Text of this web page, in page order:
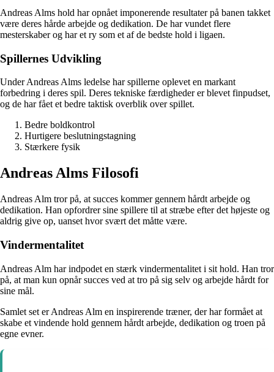
Andreas Alms hold har opnået imponerende resultater på banen takket
være deres hårde arbejde og dedikation. De har vundet flere
mesterskaber og har et ry som et af de bedste hold i ligaen.
Spillernes Udvikling
Under Andreas Alms ledelse har spillerne oplevet en markant
forbedring i deres spil. Deres tekniske færdigheder er blevet finpudset,
og de har fået et bedre taktisk overblik over spillet.
Bedre boldkontrol
Hurtigere beslutningstagning
Stærkere fysik
Andreas Alms Filosofi
Andreas Alm tror på, at succes kommer gennem hårdt arbejde og
dedikation. Han opfordrer sine spillere til at stræbe efter det højeste og
aldrig give op, uanset hvor svært det måtte være.
Vindermentalitet
Andreas Alm har indpodet en stærk vindermentalitet i sit hold. Han tror
på, at man kun opnår succes ved at tro på sig selv og arbejde hårdt for
sine mål.
Samlet set er Andreas Alm en inspirerende træner, der har formået at
skabe et vindende hold gennem hårdt arbejde, dedikation og troen på
egne evner.